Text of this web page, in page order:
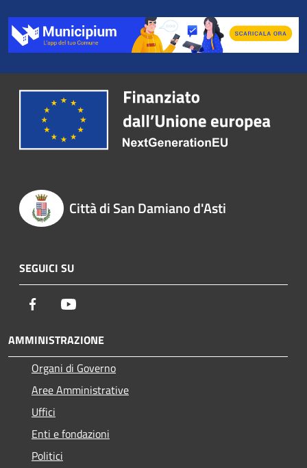
Città di San Damiano d'Asti
SEGUICI SU
Facebook
AMMINISTRAZIONE
Organi di Governo
Aree Amministrative
Uffici
Enti e fondazioni
Politici